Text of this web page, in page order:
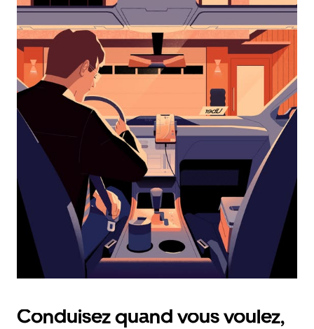
bas
interagir
avec
calendrier
et
sélectionner
une
date.
Appuyez
d'échappement
pour
fermer
calendrier.
Conduisez quand vous voulez,